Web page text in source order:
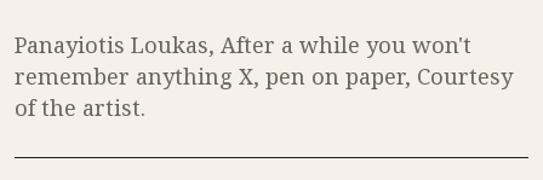
Panayiotis Loukas, After a while you won't
remember anything X, pen on paper, Courtesy
of the artist.